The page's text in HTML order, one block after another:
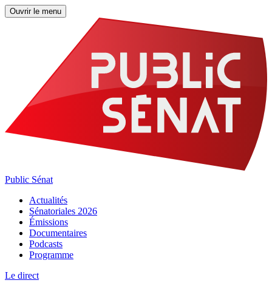
Ouvrir le menu
Public Sénat
Actualités
Sénatoriales 2026
Émissions
Documentaires
Podcasts
Programme
Le direct